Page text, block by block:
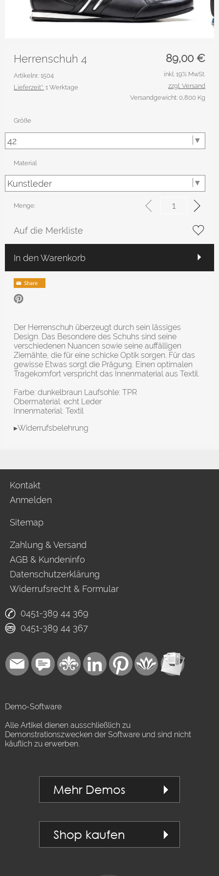
89,00 €
Herrenschuh 4
Artikelnr.: 1504
Lieferzeit*: 1 Werktage
inkl. 19% MwSt.
zzgl. Versand
Versandgewicht: 0,800 Kg
Größe
Material
Menge:
Auf die Merkliste
In den Warenkorb
Der Herrenschuh überzeugt durch sein lässiges
Design. Das Besondere des Schuhs sind seine
verschiedenen Nuancen sowie seine auffälligen
Ziernähte, die für eine schicke Optik sorgen. Für das
gewisse Etwas sorgt die Prägung. Einen optimalen
Tragekomfort verspricht das Innenmaterial aus Textil.
Farbe: dunkelbraun Laufsohle: TPR
Obermaterial: echt Leder
Innenmaterial: Textil
▸Widerrufsbelehrung
Kontakt
Anmelden
Sitemap
Zahlung & Versand
AGB & Kundeninfo
Datenschutzerklärung
Widerrufsrecht & Formular
0451-389 44 369
0451-389 44 367
Demo-Software
Alle Artikel dienen ausschließlich zu
Demonstrationszwecken der Software und sind nicht
käuflich zu erwerben.